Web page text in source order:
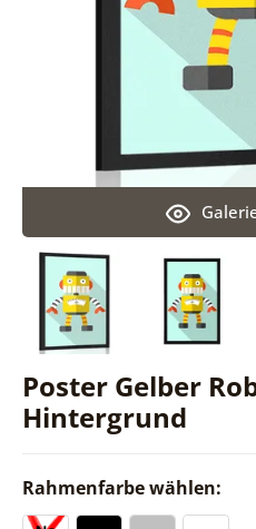
Poster Gelber
Hintergrund
Rahmenfarbe wählen: